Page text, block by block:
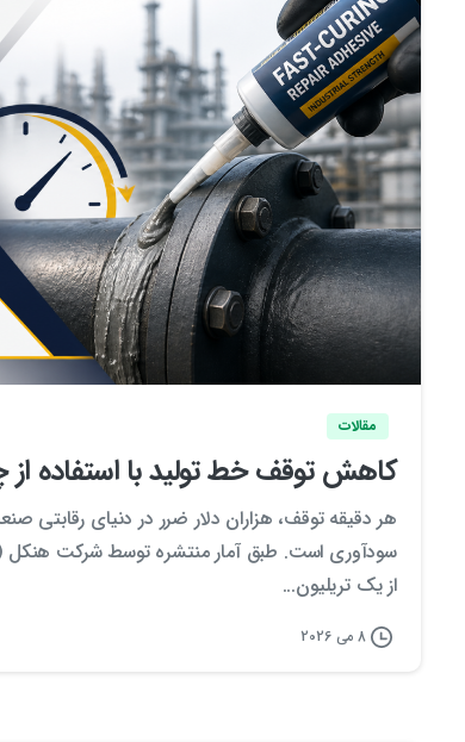
مقالات
کاهش توقف خط تولید با استفاده
از یک تریلیون...
8 می 2026